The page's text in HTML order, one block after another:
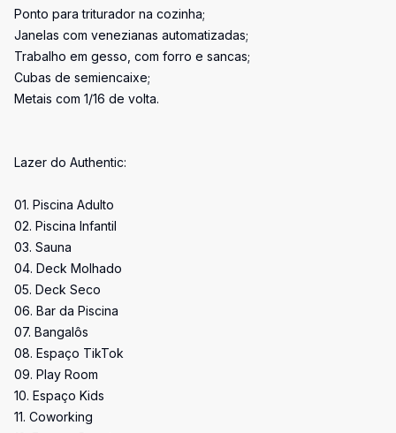
Ponto para triturador na cozinha;
Janelas com venezianas automatizadas;
Trabalho em gesso, com forro e sancas;
Cubas de semiencaixe;
Metais com 1/16 de volta.
Lazer do Authentic:
01. Piscina Adulto
02. Piscina Infantil
03. Sauna
04. Deck Molhado
05. Deck Seco
06. Bar da Piscina
07. Bangalôs
08. Espaço TikTok
09. Play Room
10. Espaço Kids
11. Coworking